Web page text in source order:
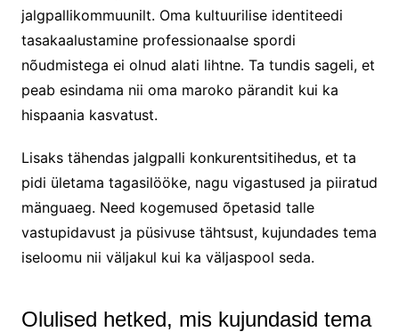
jalgpallikommuunilt. Oma kultuurilise identiteedi
tasakaalustamine professionaalse spordi
nõudmistega ei olnud alati lihtne. Ta tundis sageli, et
peab esindama nii oma maroko pärandit kui ka
hispaania kasvatust.
Lisaks tähendas jalgpalli konkurentsitihedus, et ta
pidi ületama tagasilööke, nagu vigastused ja piiratud
mänguaeg. Need kogemused õpetasid talle
vastupidavust ja püsivuse tähtsust, kujundades tema
iseloomu nii väljakul kui ka väljaspool seda.
Olulised hetked, mis kujundasid tema